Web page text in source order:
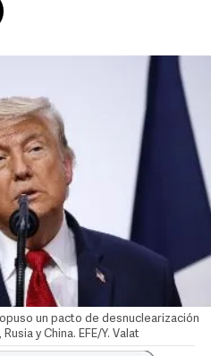
un pacto de desnuclearización
y China. EFE/Y. Valat